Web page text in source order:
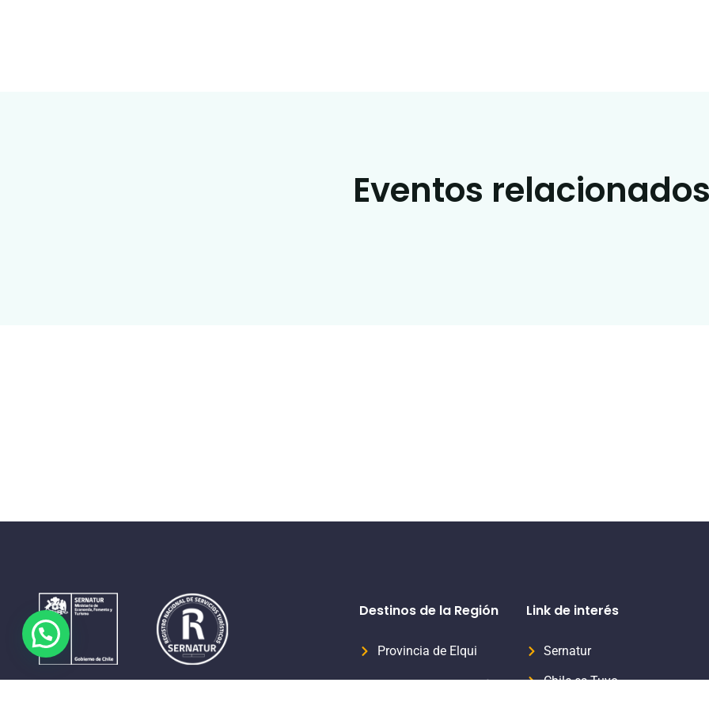
Eventos
Destinos de la Región
Provincia de Elqui
Provincia del Limarí
Link de interés
Sernatur
Chile es Tuyo